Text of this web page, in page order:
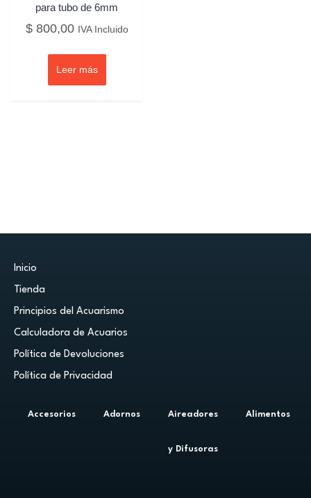
para tubo de 6mm
$800,00 IVA Incluido
Leer más
Inicio
Tienda
Principios del Acuarismo
Calculadora de Acuarios
Política de Devoluciones
Política de Privacidad
Accesorios Adornos Aireadores
y Difusoras
Alimentos